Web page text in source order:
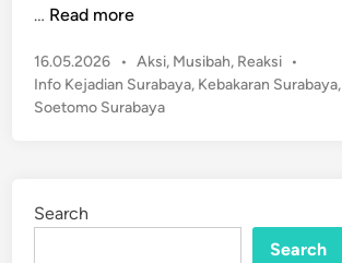
… G
d
u
n
J
Read more
16.05.2026 • P
o
s
Aksi, Musibah, Reaksi •
Info Kejadian Surabaya, Kebakaran Surabaya,
Soetomo Surabaya
Search
Search